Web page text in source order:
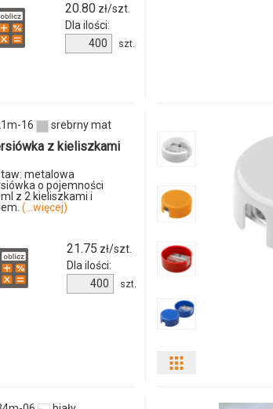
20.80 zł/szt.
Dla ilości:
produktu
szt.
16 srebrny mat
z kieliszkami
metalowa
o pojemności
z 2 kieliszkami i
(...więcej)
21.75 zł/szt.
Dla ilości:
produktu
szt.